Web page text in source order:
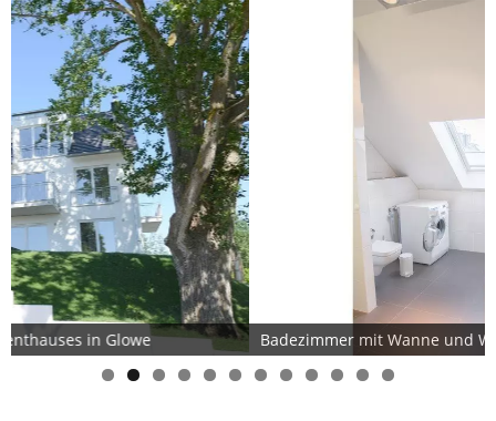
Badezimmer mit Wanne und Waschmaschine